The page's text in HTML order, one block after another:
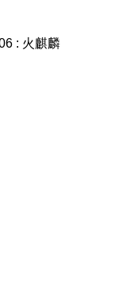
: 火麒麟